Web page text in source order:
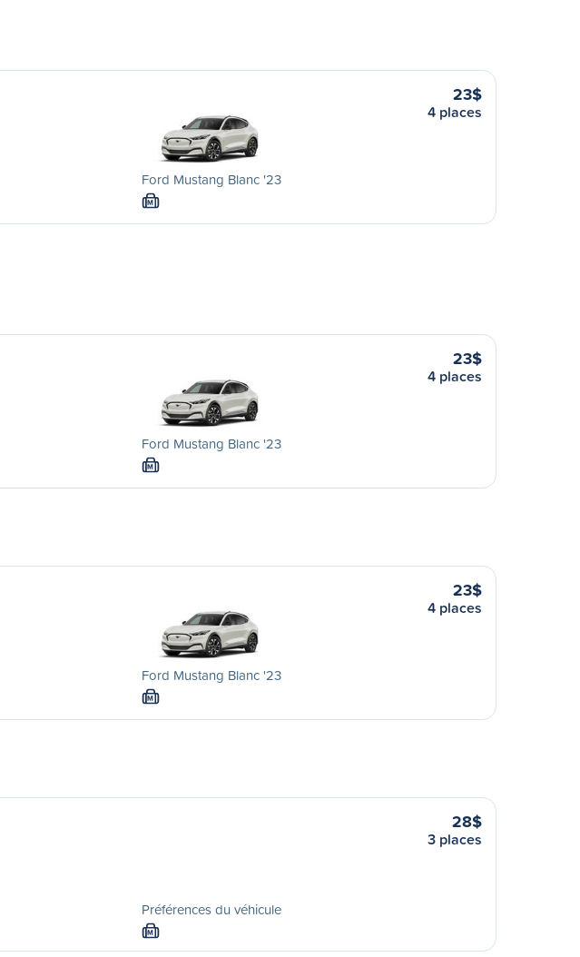
Ford Mustang Blanc '23
M
23$
4 places
Ford Mustang Blanc '23
M
23$
4 places
Ford Mustang Blanc '23
M
23$
4 places
Préférences du véhicule
M
28$
3 places